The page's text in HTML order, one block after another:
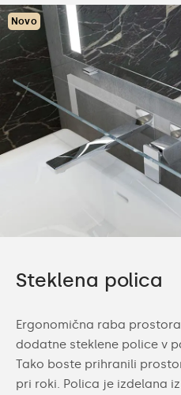
Novo
Steklena polica
Ergonomična raba
dodatne steklene police v
Tako boste prihranili
pri roki. Polica je izdelana